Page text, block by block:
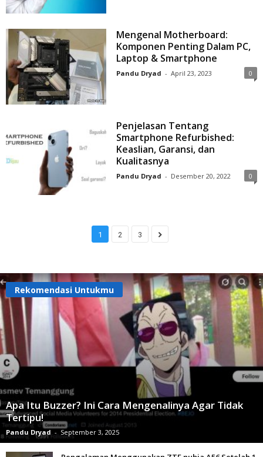
Mengenal Motherboard:
Komponen Penting Dalam PC,
Laptop & Smartphone
Pandu Dryad - April 23, 2023 0
Penjelasan Tentang
Smartphone Refurbished:
Keaslian, Garansi, dan
Kualitasnya
Pandu Dryad - Desember 20, 2022 0
1 2 3
Rekomendasi Untukmu
Apa Itu Buzzer? Ini Cara Mengenalinya Agar Tidak
Tertipu!
Pandu Dryad - September 3, 2025